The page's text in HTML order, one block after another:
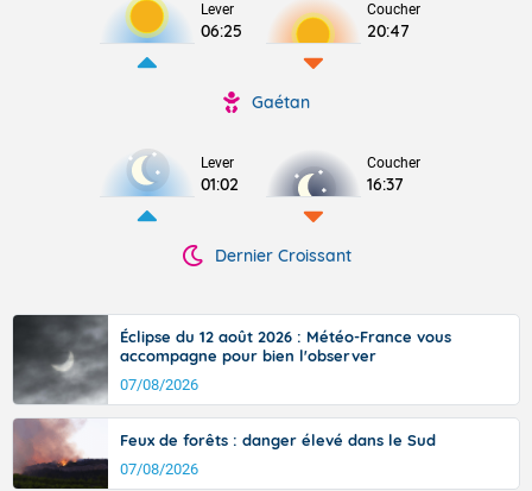
Lever
06:25
Coucher
20:47
Gaétan
Lever
01:02
Coucher
16:37
Dernier Croissant
Éclipse du 12 août 2026 : Météo-France vous
accompagne pour bien l'observer
07/08/2026
Feux de forêts : danger élevé dans le Sud
07/08/2026